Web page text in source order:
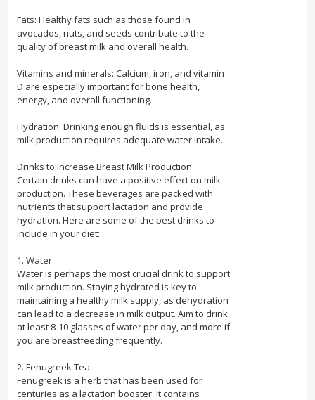
Fats: Healthy fats such as those found in
avocados, nuts, and seeds contribute to the
quality of breast milk and overall health.
Vitamins and minerals: Calcium, iron, and vitamin
D are especially important for bone health,
energy, and overall functioning.
Hydration: Drinking enough fluids is essential, as
milk production requires adequate water intake.
Drinks to Increase Breast Milk Production
Certain drinks can have a positive effect on milk
production. These beverages are packed with
nutrients that support lactation and provide
hydration. Here are some of the best drinks to
include in your diet:
1. Water
Water is perhaps the most crucial drink to support
milk production. Staying hydrated is key to
maintaining a healthy milk supply, as dehydration
can lead to a decrease in milk output. Aim to drink
at least 8-10 glasses of water per day, and more if
you are breastfeeding frequently.
2. Fenugreek Tea
Fenugreek is a herb that has been used for
centuries as a lactation booster. It contains